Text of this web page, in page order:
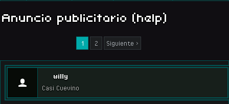
Anuncio publicitario (help)
1 2 Siguiente >
willy
Casi Cuevino